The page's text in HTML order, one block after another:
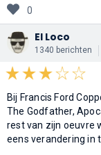
0
El Loco
1340 berichten
Bij Francis Ford
The Godfather,
rest van zijn oeuvre
eens verandering in